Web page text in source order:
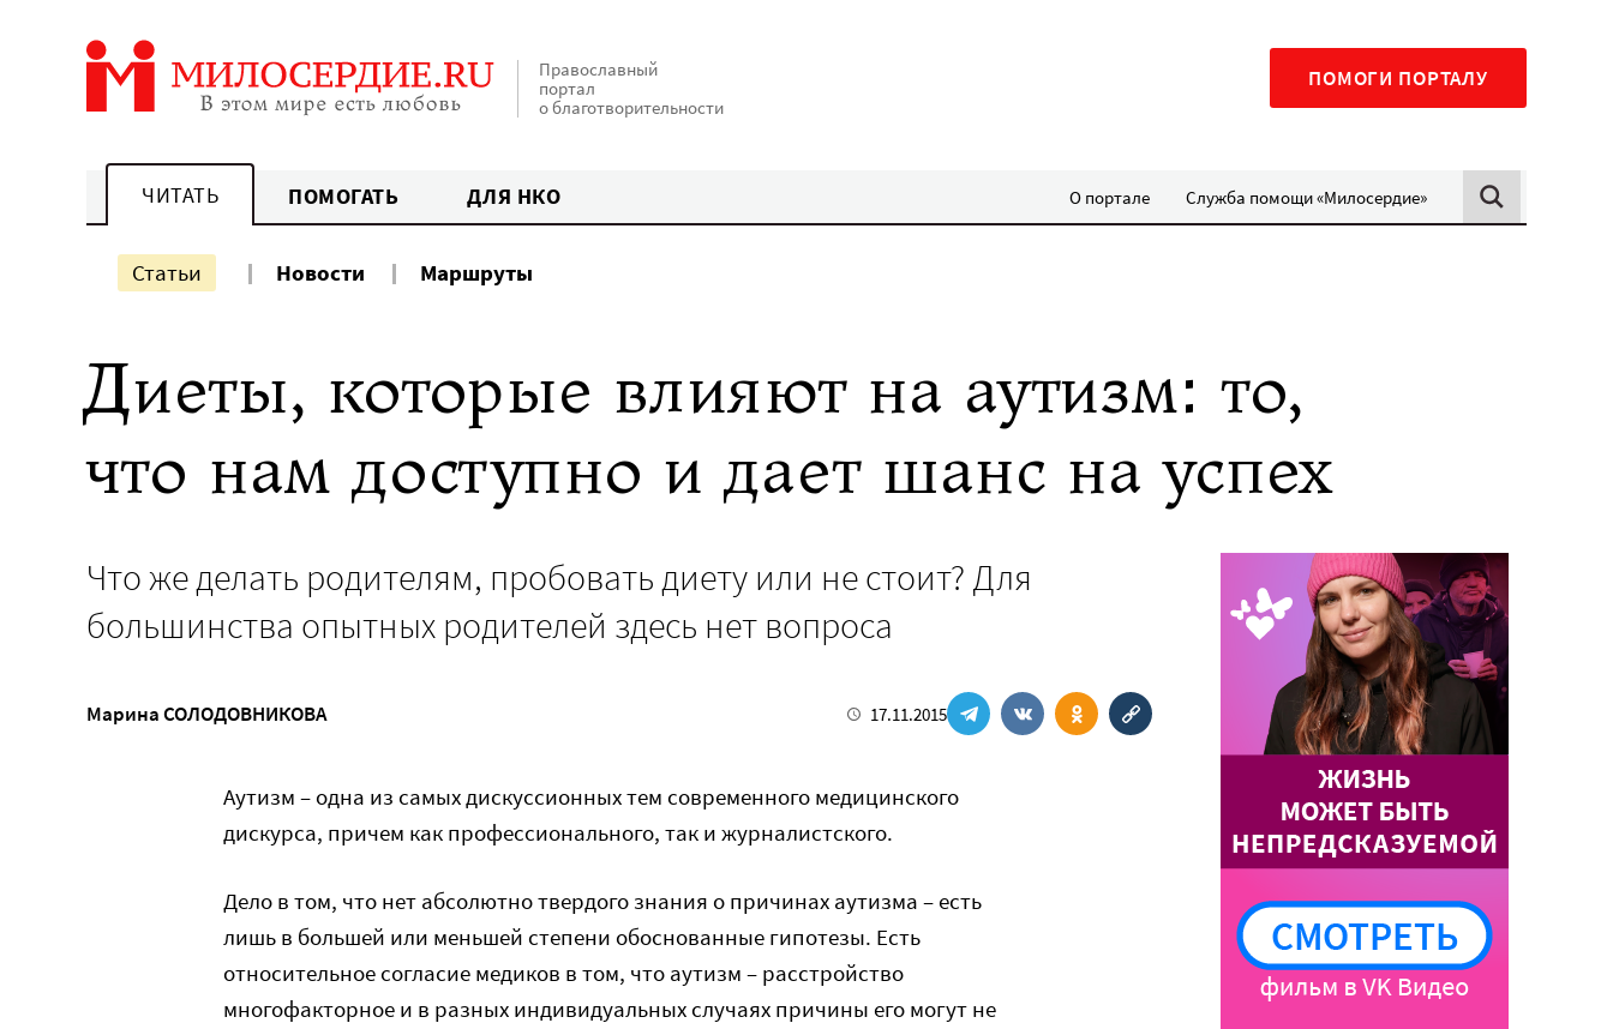
Православный
портал
о благотворительности
ПОМОГИ ПОРТАЛУ
ЧИТАТЬ ПОМОГАТЬ ДЛЯ НКО О портале Служба помощи «Милосердие»
Статьи Новости Маршруты
Диеты, которые влияют на аутизм: то,
что нам доступно и дает шанс на успех
Что же делать родителям, пробовать диету или не стоит? Для
большинства опытных родителей здесь нет вопроса
Марина СОЛОДОВНИКОВА 17.11.2015
Аутизм – одна из самых дискуссионных тем современного медицинского
дискурса, причем как профессионального, так и журналистского.
Дело в том, что нет абсолютно твердого знания о причинах аутизма – есть
лишь в большей или меньшей степени обоснованные гипотезы. Есть
относительное согласие медиков в том, что аутизм – расстройство
многофакторное и в разных индивидуальных случаях причины его могут не